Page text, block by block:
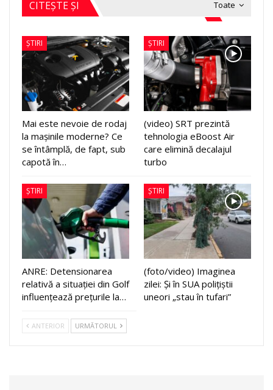
Toate
CITEȘTE ȘI
ȘTIRI
Mai este nevoie de rodaj
la mașinile moderne? Ce
se întâmplă, de fapt, sub
capotă în…
ȘTIRI
(video) SRT prezintă
tehnologia eBoost Air
care elimină decalajul
turbo
ȘTIRI
ANRE: Detensionarea
relativă a situației din Golf
influențează prețurile la…
ȘTIRI
(foto/video) Imaginea
zilei: Și în SUA polițiștii
uneori „stau în tufari”
ANTERIOR URMĂTORUL